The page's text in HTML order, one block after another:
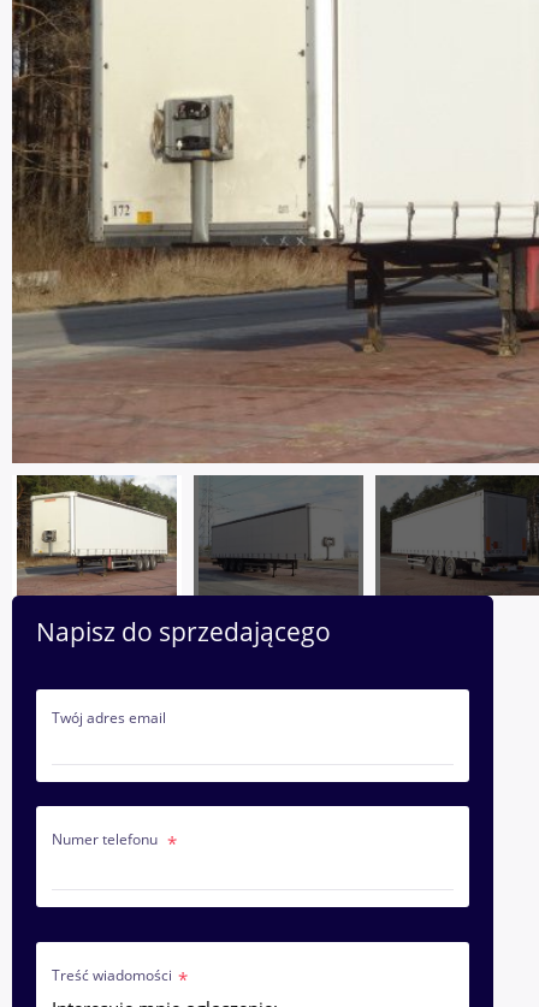
Napisz do sprzedającego
Twój adres email
Numer telefonu
Treść wiadomości